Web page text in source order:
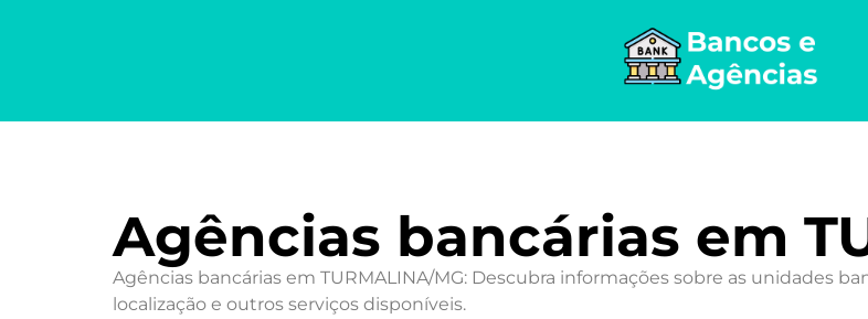
Agências bancárias em
Agências bancárias em TURMALINA/MG: Descubra informações sobre as unidades
localização e outros serviços disponíveis.